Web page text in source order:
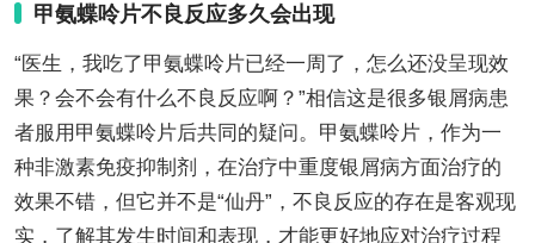
甲氨蝶呤片不良反应多久会出现
“医生，我吃了甲氨蝶呤片已经一周了，怎么还没呈现效
果？会不会有什么不良反应啊？”相信这是很多银屑病患
者服用甲氨蝶呤片后共同的疑问。甲氨蝶呤片，作为一
种非激素免疫抑制剂，在治疗中重度银屑病方面治疗的
效果不错，但它并不是“仙丹”，不良反应的存在是客观现
实，了解其发生时间和表现，才能更好地应对治疗过程